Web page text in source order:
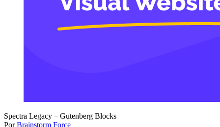
Spectra Legacy – Gutenberg Blocks
PorBrainstorm Force